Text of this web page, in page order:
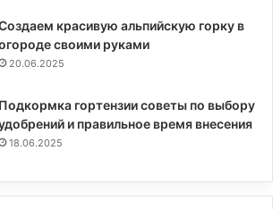
красивую альпийскую горку в
своими руками
20.06.2025
Подкормка гортензии советы по выбору
и правильное время внесения
18.06.2025